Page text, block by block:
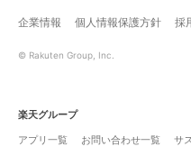
企業情報 個人情報保護方針 採
© Rakuten Group, Inc.
楽天グループ
アプリ一覧
お問い合わせ一覧 サ